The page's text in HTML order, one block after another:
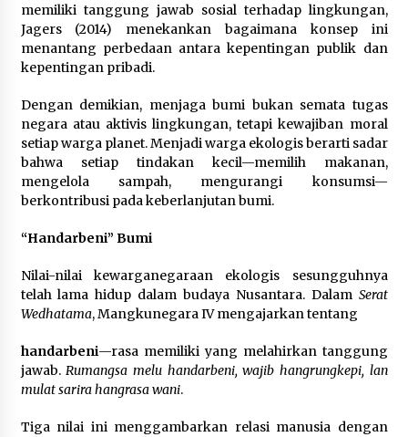
memiliki tanggung jawab sosial terhadap lingkungan,
Jagers (2014) menekankan bagaimana konsep ini
menantang perbedaan antara kepentingan publik dan
kepentingan pribadi.
Dengan demikian, menjaga bumi bukan semata tugas
negara atau aktivis lingkungan, tetapi kewajiban moral
setiap warga planet. Menjadi warga ekologis berarti sadar
bahwa setiap tindakan kecil—memilih makanan,
mengelola sampah, mengurangi konsumsi—
berkontribusi pada keberlanjutan bumi.
“Handarbeni” Bumi
Nilai-nilai kewarganegaraan ekologis sesungguhnya
telah lama hidup dalam budaya Nusantara. Dalam Serat
Wedhatama, Mangkunegara IV mengajarkan tentang
handarbeni—rasa memiliki yang melahirkan tanggung
jawab.Rumangsa melu handarbeni, wajib hangrungkepi, lan
mulat sarira hangrasa wani.
Tiga nilai ini menggambarkan relasi manusia dengan